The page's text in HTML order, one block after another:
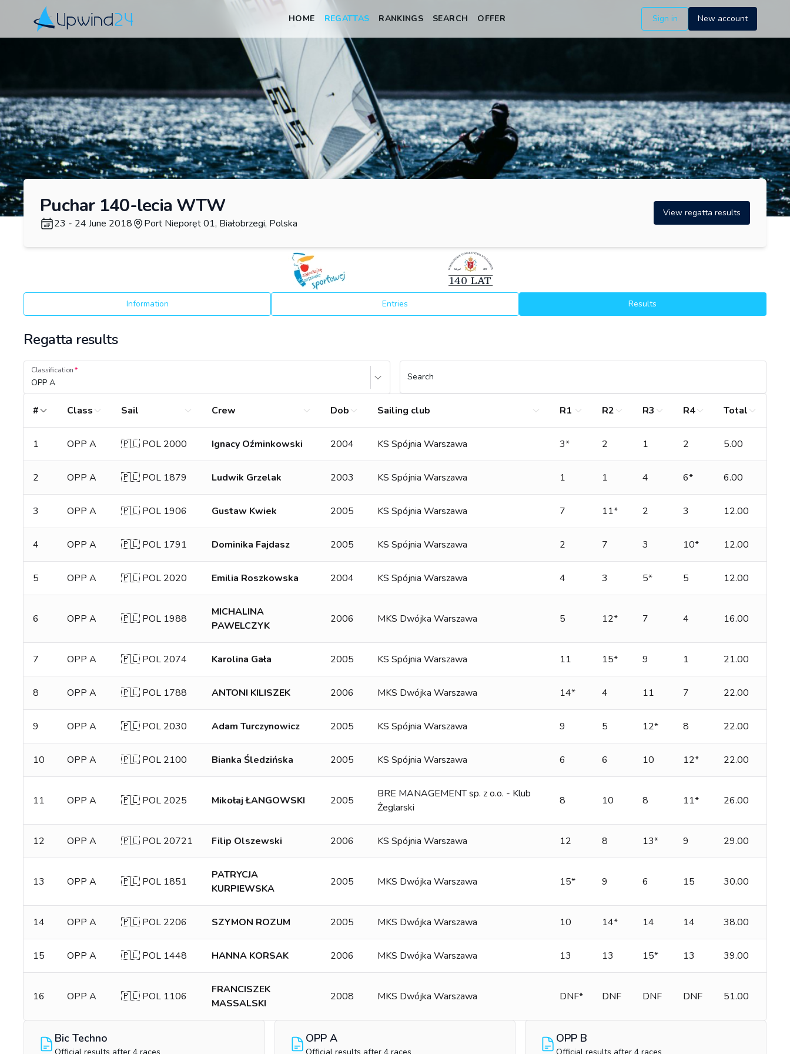
Upwind24
HOME REGATTAS RANKINGS SEARCH OFFER Sign in New account
Puchar 140-lecia WTW
23 - 24 June 2018 Port Nieporęt 01, Białobrzegi, Polska
View regatta results
Information Entries Results
Regatta results
Classification
OPP A
Search
# Class Sail Crew Dob Sailing club R1 R2 R3 R4 Total
1 OPP A 🇵🇱 POL 2000 Ignacy Oźminkowski 2004 KS Spójnia Warszawa 3* 2 1 2 5.00
2 OPP A 🇵🇱 POL 1879 Ludwik Grzelak 2003 KS Spójnia Warszawa 1 1 4 6* 6.00
3 OPP A 🇵🇱 POL 1906 Gustaw Kwiek 2005 KS Spójnia Warszawa 7 11* 2 3 12.00
4 OPP A 🇵🇱 POL 1791 Dominika Fajdasz 2005 KS Spójnia Warszawa 2 7 3 10* 12.00
5 OPP A 🇵🇱 POL 2020 Emilia Roszkowska 2004 KS Spójnia Warszawa 4 3 5* 5 12.00
6 OPP A 🇵🇱 POL 1988
MICHALINA
PAWELCZYK
2006 MKS Dwójka Warszawa 5 12* 7 4 16.00
7 OPP A 🇵🇱 POL 2074 Karolina Gała 2005 KS Spójnia Warszawa 11 15* 9 1 21.00
8 OPP A 🇵🇱 POL 1788 ANTONI KILISZEK 2006 MKS Dwójka Warszawa 14* 4 11 7 22.00
9 OPP A 🇵🇱 POL 2030 Adam Turczynowicz 2005 KS Spójnia Warszawa 9 5 12* 8 22.00
10 OPP A 🇵🇱 POL 2100 Bianka Śledzińska 2005 KS Spójnia Warszawa 6 6 10 12* 22.00
11 OPP A 🇵🇱 POL 2025 Mikołaj ŁANGOWSKI 2005
BRE MANAGEMENT sp. z o.o. - Klub
Żeglarski
8 10 8 11* 26.00
12 OPP A 🇵🇱 POL 20721 Filip Olszewski 2006 KS Spójnia Warszawa 12 8 13* 9 29.00
13 OPP A 🇵🇱 POL 1851
PATRYCJA
KURPIEWSKA
2005 MKS Dwójka Warszawa 15* 9 6 15 30.00
14 OPP A 🇵🇱 POL 2206 SZYMON ROZUM 2005 MKS Dwójka Warszawa 10 14* 14 14 38.00
15 OPP A 🇵🇱 POL 1448 HANNA KORSAK 2006 MKS Dwójka Warszawa 13 13 15* 13 39.00
16 OPP A 🇵🇱 POL 1106
FRANCISZEK
MASSALSKI
2008 MKS Dwójka Warszawa DNF* DNF DNF DNF 51.00
Bic Techno OPP A OPP B